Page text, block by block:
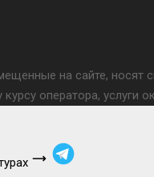
на сайте, носят
оператора,